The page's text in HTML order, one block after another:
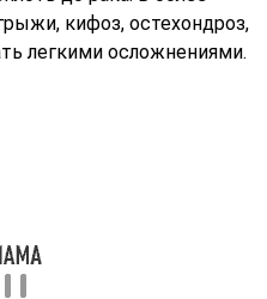
средствами